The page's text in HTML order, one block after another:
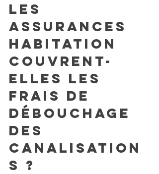
Les
assurances
habitation
couvrent-
elles les
frais de
débouchage
des
canalisation
s ?